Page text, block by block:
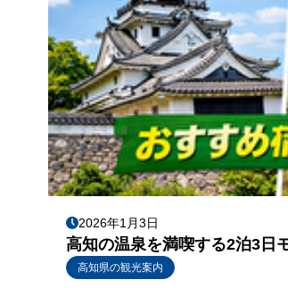
2026年1月3日
高知の温泉を満喫する2泊3日
高知県の観光案内